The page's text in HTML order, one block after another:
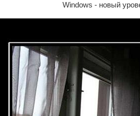
Windows - новый